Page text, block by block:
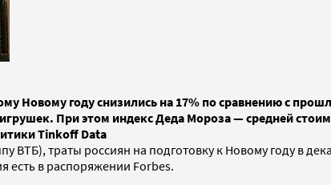
Новому году снизились на 17% по сравнению с
При этом индекс Деда Мороза — средней
Tinkoff Data
траты россиян на подготовку к Новому году в
есть в распоряжении Forbes.